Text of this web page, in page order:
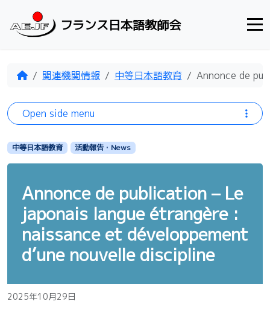
フランス日本語教師会
Home関連機関情報 中等日本語教育 Annonce de
中等日本語教育 活動報告・News
Annonce de publication – Le
japonais langue étrangère :
naissance et développement
d’une nouvelle discipline
2025年10月29日
Open side menu